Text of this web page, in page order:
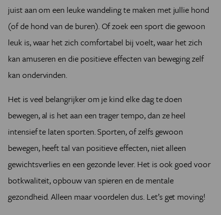
juist aan om een leuke wandeling te maken met jullie hond
(of de hond van de buren). Of zoek een sport die gewoon
leuk is, waar het zich comfortabel bij voelt, waar het zich
kan amuseren en die positieve effecten van beweging zelf
kan ondervinden.
Het is veel belangrijker om je kind elke dag te doen
bewegen, al is het aan een trager tempo, dan ze heel
intensief te laten sporten. Sporten, of zelfs gewoon
bewegen, heeft tal van positieve effecten, niet alleen
gewichtsverlies en een gezonde lever. Het is ook goed voor
botkwaliteit, opbouw van spieren en de mentale
gezondheid. Alleen maar voordelen dus. Let’s get moving!